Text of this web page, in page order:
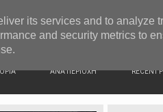
ΑΝΑ ΠΕΡΙΟΧΗ RECENT
its services and to analyze
and security metrics to